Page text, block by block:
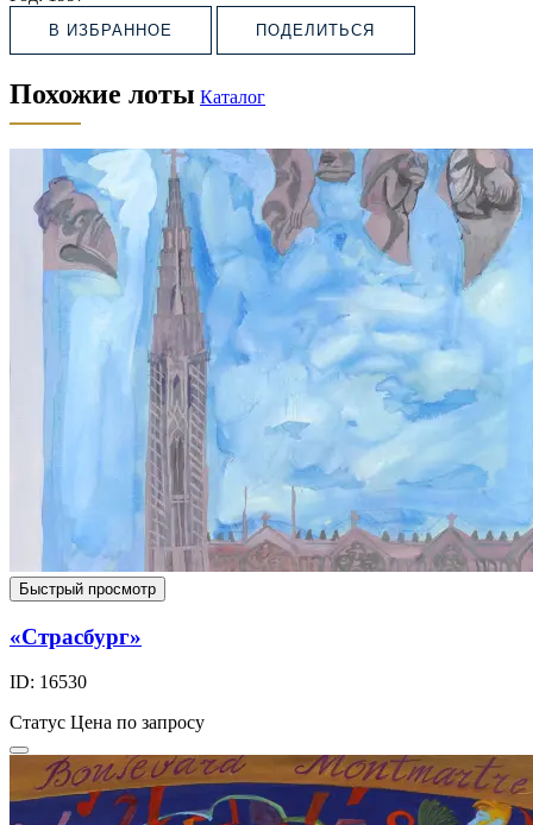
В ИЗБРАННОЕ ПОДЕЛИТЬСЯ
Похожие лоты Каталог
Быстрый просмотр
«Страсбург»
ID: 16530
Статус Цена по запросу